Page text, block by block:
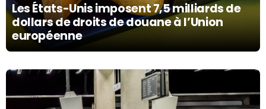
Les États-Unis imposent 7,5 milliards de
dollars de droits de douane à l’Union
européenne